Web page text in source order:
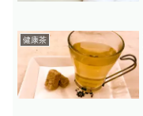
健康茶